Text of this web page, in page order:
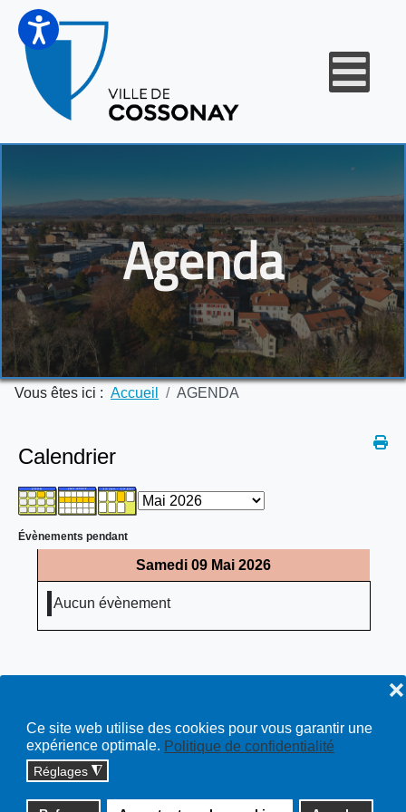
Ce site web utilise des cookies pour vous garantir une
expérience optimale. Politique de confidentialité
Réglages ◮
❌
Agenda
Vous êtes ici : Accueil AGENDA
Calendrier
Évènements pendant
Samedi 09 Mai 2026
Aucun évènement
Copyright © 2026 cossonay.ch - tous droits réservés | site :